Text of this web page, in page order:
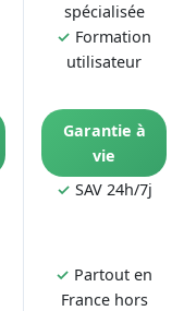
spécialisée
✓ Formation
utilisateur
Garantie à
vie
✓ SAV 24h/7j
✓ Partout en
France hors